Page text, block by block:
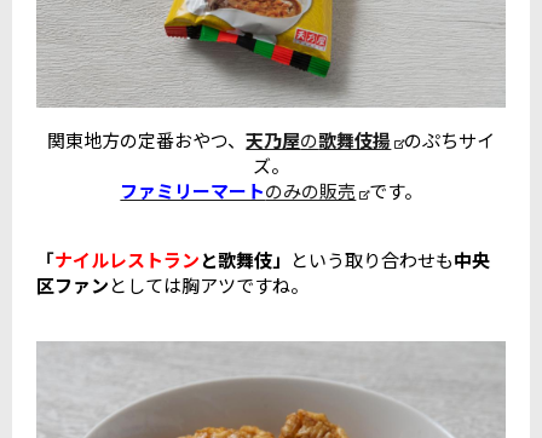
関東地方の定番おやつ、天乃屋の歌舞伎揚 のぷちサイ
ズ。
ファミリーマートのみの販売 です。
「ナイルレストランと歌舞伎」 という取り合わせも中央
区ファンとしては胸アツですね。